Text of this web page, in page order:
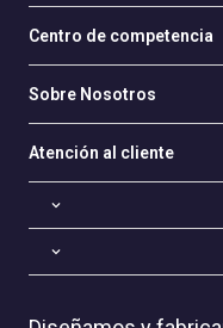
Centro de competencia
Sobre Nosotros
Atención al cliente